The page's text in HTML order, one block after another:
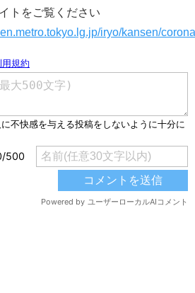
トをご覧ください
iryo/kansen/